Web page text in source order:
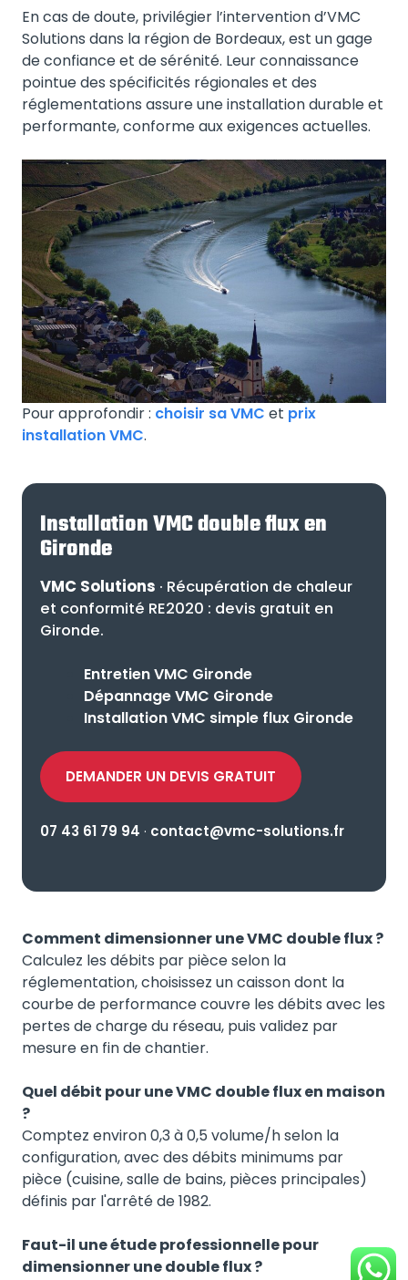
En cas de doute, privilégier l’intervention d’VMC
Solutions dans la région de Bordeaux, est un gage
de confiance et de sérénité. Leur connaissance
pointue des spécificités régionales et des
réglementations assure une installation durable et
performante, conforme aux exigences actuelles.
Pour approfondir : choisir sa VMC et prix
installation VMC.
Installation VMC double flux en
Gironde
VMC Solutions · Récupération de chaleur
et conformité RE2020 : devis gratuit en
Gironde.
Entretien VMC Gironde
Dépannage VMC Gironde
Installation VMC simple flux Gironde
DEMANDER UN DEVIS GRATUIT
07 43 61 79 94 · contact@vmc-solutions.fr
Comment dimensionner une VMC double flux ?
Calculez les débits par pièce selon la
réglementation, choisissez un caisson dont la
courbe de performance couvre les débits avec les
pertes de charge du réseau, puis validez par
mesure en fin de chantier.
Quel débit pour une VMC double flux en maison
?
Comptez environ 0,3 à 0,5 volume/h selon la
configuration, avec des débits minimums par
pièce (cuisine, salle de bains, pièces principales)
définis par l'arrêté de 1982.
Faut-il une étude professionnelle pour
dimensionner une double flux ?